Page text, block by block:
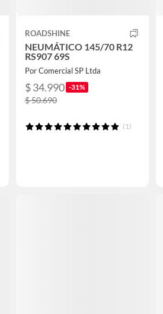
ROADSHINE
NEUMÁTICO 145/70 R12
RS907 69S
Por Comercial SP Ltda
$ 34.990 -31%
$ 50.690
(1)